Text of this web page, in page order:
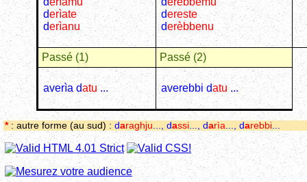
derìate
derìanu
dereste
derèbbenu
Passé (1) Passé (2)
averìa datu... averebbi datu...
*: autre forme (au sud) : daraghju ..., dassi ..., darìa ..., darebbi